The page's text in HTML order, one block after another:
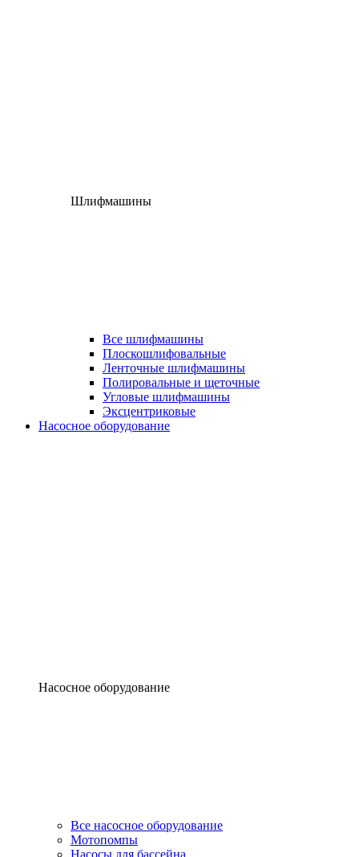
Шлифмашины
Все шлифмашины
Плоскошлифовальные
Ленточные шлифмашины
Полировальные и щеточные
Угловые шлифмашины
Эксцентриковые
Насосное оборудование
Насосное оборудование
Все насосное оборудование
Мотопомпы
Насосы для бассейна